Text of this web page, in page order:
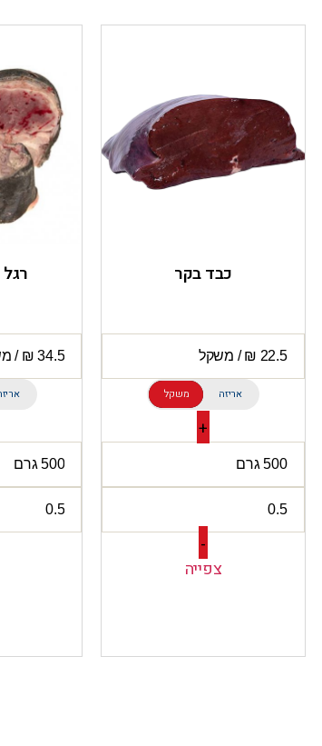
כבד בקר
משקל אריזה
+
-
צפייה